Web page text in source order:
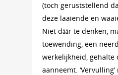
(toch geruststellend
deze laaiende en
Niet dáár te denken,
toewending, een
werkelijkheid, gehalte
aanneemt.